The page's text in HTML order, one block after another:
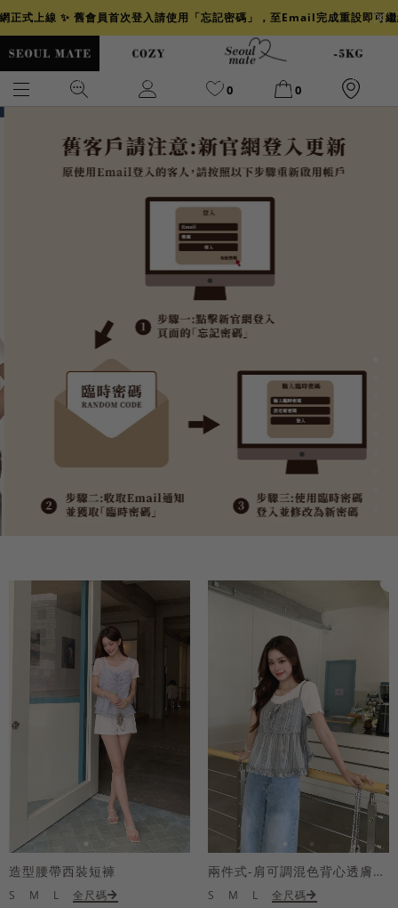
正式上線 ✨ 舊會員首次登入請使用「忘記密碼」，至Email完成重設即可
0 0
小香
牛仔裙
造型腰帶西裝短褲
S M L 全尺碼
兩件式-肩可調混色背心透膚上衣套組
S M L 全尺碼